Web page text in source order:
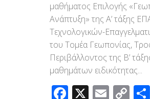
μαθήματος Επιλογής
Ανάπτυξη» της Α’ τάξης
Τεχνολογικών-
του Τομέα Γεωπονίας,
Περιβάλλοντος της Β’
μαθημάτων ειδικότητας...
Facebook
X Email